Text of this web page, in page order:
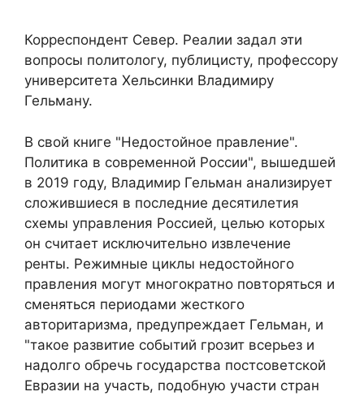
Корреспондент Север. Реалии задал эти
вопросы политологу, публицисту, профессору
университета Хельсинки Владимиру
Гельману.
В свой книге "Недостойное правление".
Политика в современной России", вышедшей
в 2019 году, Владимир Гельман анализирует
сложившиеся в последние десятилетия
схемы управления Россией, целью которых
он считает исключительно извлечение
ренты. Режимные циклы недостойного
правления могут многократно повторяться и
сменяться периодами жесткого
авторитаризма, предупреждает Гельман, и
"такое развитие событий грозит всерьез и
надолго обречь государства постсоветской
Евразии на участь, подобную участи стран